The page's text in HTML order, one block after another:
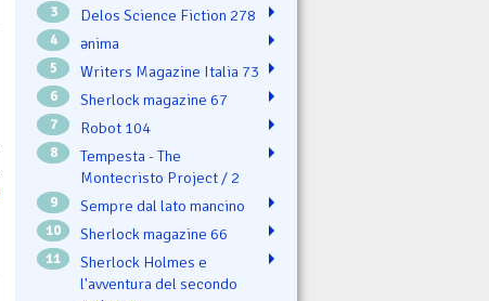
3 Delos Science Fiction 278
4 ənima
5 Writers Magazine Italia 73
6 Sherlock magazine 67
7 Robot 104
8
Tempesta - The
Montecristo Project / 2
9 Sempre dal lato mancino
10 Sherlock magazine 66
11
Sherlock Holmes e
l'avventura del secondo